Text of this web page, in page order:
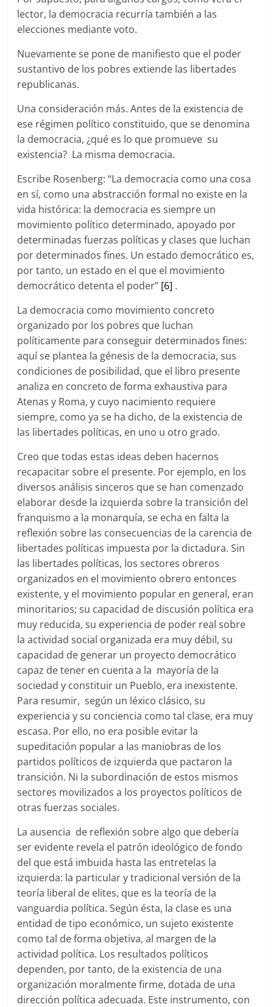
lector, la democracia recurría también a las
elecciones mediante voto.
Nuevamente se pone de manifiesto que el poder
sustantivo de los pobres extiende las libertades
republicanas.
Una consideración más. Antes de la existencia de
ese régimen político constituido, que se denomina
la democracia, ¿qué es lo que promueve su
existencia? La misma democracia.
Escribe Rosenberg: “La democracia como una cosa
en sí, como una abstracción formal no existe en la
vida histórica: la democracia es siempre un
movimiento político determinado, apoyado por
determinadas fuerzas políticas y clases que luchan
por determinados fines. Un estado democrático es,
por tanto, un estado en el que el movimiento
democrático detenta el poder” [6] .
La democracia como movimiento concreto
organizado por los pobres que luchan
políticamente para conseguir determinados fines:
aquí se plantea la génesis de la democracia, sus
condiciones de posibilidad, que el libro presente
analiza en concreto de forma exhaustiva para
Atenas y Roma, y cuyo nacimiento requiere
siempre, como ya se ha dicho, de la existencia de
las libertades políticas, en uno u otro grado.
Creo que todas estas ideas deben hacernos
recapacitar sobre el presente. Por ejemplo, en los
diversos análisis sinceros que se han comenzado
elaborar desde la izquierda sobre la transición del
franquismo a la monarquía, se echa en falta la
reflexión sobre las consecuencias de la carencia de
libertades políticas impuesta por la dictadura. Sin
las libertades políticas, los sectores obreros
organizados en el movimiento obrero entonces
existente, y el movimiento popular en general, eran
minoritarios; su capacidad de discusión política era
muy reducida, su experiencia de poder real sobre
la actividad social organizada era muy débil, su
capacidad de generar un proyecto democrático
capaz de tener en cuenta a la mayoría de la
sociedad y constituir un Pueblo, era inexistente.
Para resumir, según un léxico clásico, su
experiencia y su conciencia como tal clase, era muy
escasa. Por ello, no era posible evitar la
supeditación popular a las maniobras de los
partidos políticos de izquierda que pactaron la
transición. Ni la subordinación de estos mismos
sectores movilizados a los proyectos políticos de
otras fuerzas sociales.
La ausencia de reflexión sobre algo que debería
ser evidente revela el patrón ideológico de fondo
del que está imbuida hasta las entretelas la
izquierda: la particular y tradicional versión de la
teoría liberal de elites, que es la teoría de la
vanguardia política. Según ésta, la clase es una
entidad de tipo económico, un sujeto existente
como tal de forma objetiva, al margen de la
actividad política. Los resultados políticos
dependen, por tanto, de la existencia de una
organización moralmente firme, dotada de una
dirección política adecuada. Este instrumento, con